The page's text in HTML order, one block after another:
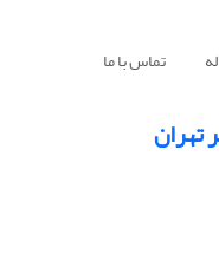
تماس با ما
تهران